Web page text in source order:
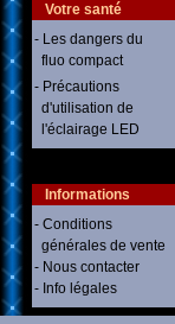
Votre santé
- Les dangers du
fluo compact
- Précautions
d'utilisation de
l'éclairage LED
Informations
- Conditions
générales de vente
- Nous contacter
- Info légales